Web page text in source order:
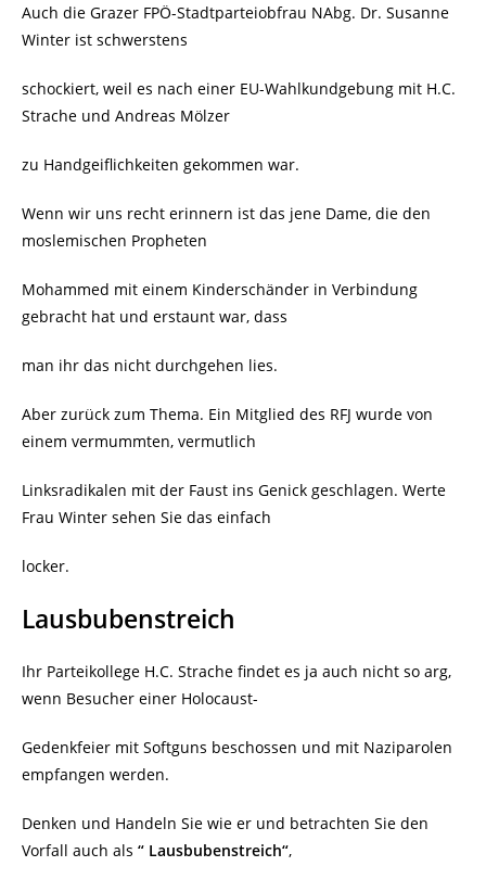
Auch die Grazer FPÖ-Stadtparteiobfrau NAbg. Dr. Susanne
Winter ist schwerstens
schockiert, weil es nach einer EU-Wahlkundgebung mit H.C.
Strache und Andreas Mölzer
zu Handgeiflichkeiten gekommen war.
Wenn wir uns recht erinnern ist das jene Dame, die den
moslemischen Propheten
Mohammed mit einem Kinderschänder in Verbindung
gebracht hat und erstaunt war, dass
man ihr das nicht durchgehen lies.
Aber zurück zum Thema. Ein Mitglied des RFJ wurde von
einem vermummten, vermutlich
Linksradikalen mit der Faust ins Genick geschlagen. Werte
Frau Winter sehen Sie das einfach
locker.
Lausbubenstreich
Ihr Parteikollege H.C. Strache findet es ja auch nicht so arg,
wenn Besucher einer Holocaust-
Gedenkfeier mit Softguns beschossen und mit Naziparolen
empfangen werden.
Denken und Handeln Sie wie er und betrachten Sie den
Vorfall auch als “ Lausbubenstreich“,